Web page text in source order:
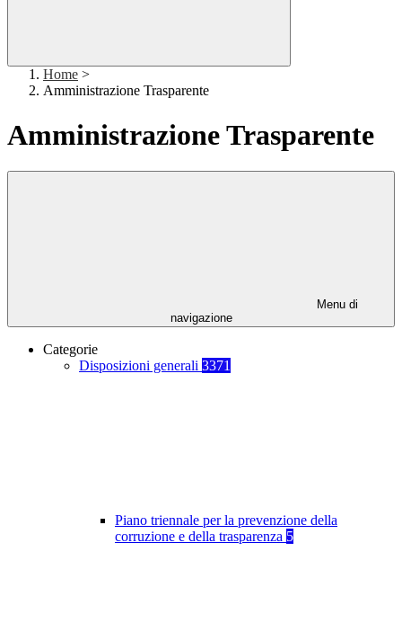
Home >
Amministrazione Trasparente
Amministrazione Trasparente
Menu di
navigazione
Categorie
Disposizioni generali 3371
Piano triennale per la prevenzione della
corruzione e della trasparenza 5